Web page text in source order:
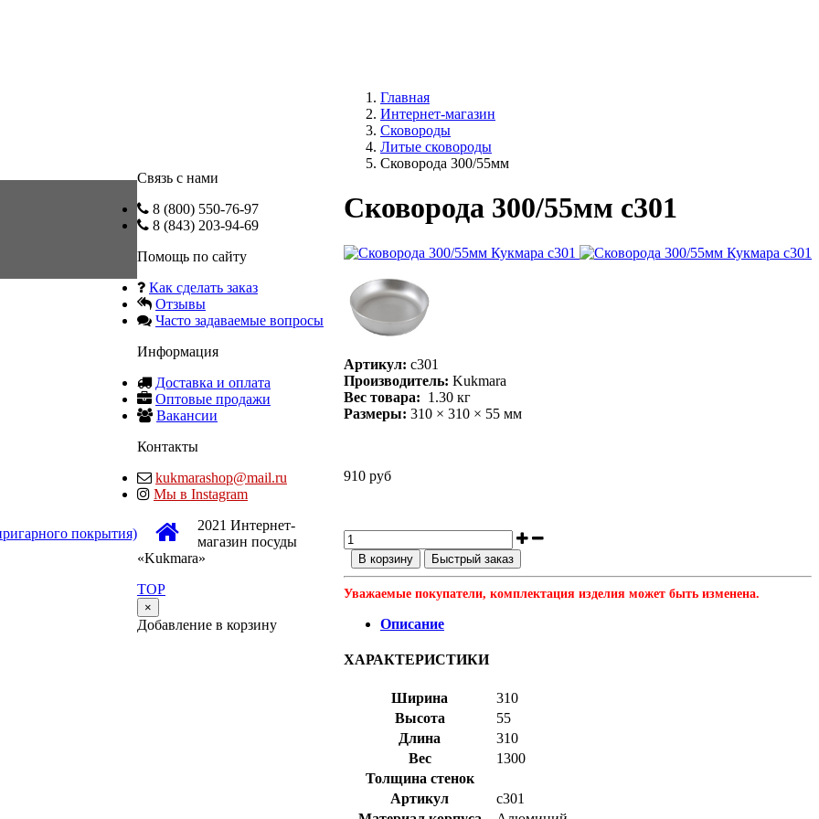
покрытия)
Главная
Интернет-магазин
Сковороды
Литые сковороды
Сковорода 300/55мм
Сковорода 300/55мм с301
Артикул: с301
Производитель: Kukmara
Вес товара: 1.30 кг
Размеры: 310 × 310 × 55 мм
910 руб
В корзину Быстрый заказ
Уважаемые покупатели, комплектация изделия может быть изменена.
Описание
ХАРАКТЕРИСТИКИ
Ширина
310
Высота
55
Длина
310
Вес
1300
Толщина стенок
Артикул
с301
Связь с нами
8 (800) 550-76-97
8 (843) 203-94-69
Помощь по сайту
Как сделать заказ
Отзывы
Часто задаваемые вопросы
Информация
Доставка и оплата
Оптовые продажи
Вакансии
Контакты
kukmarashop@mail.ru
Мы в Instagram
2021 Интернет-
магазин посуды
«Kukmara»
TOP
×
Добавление в корзину